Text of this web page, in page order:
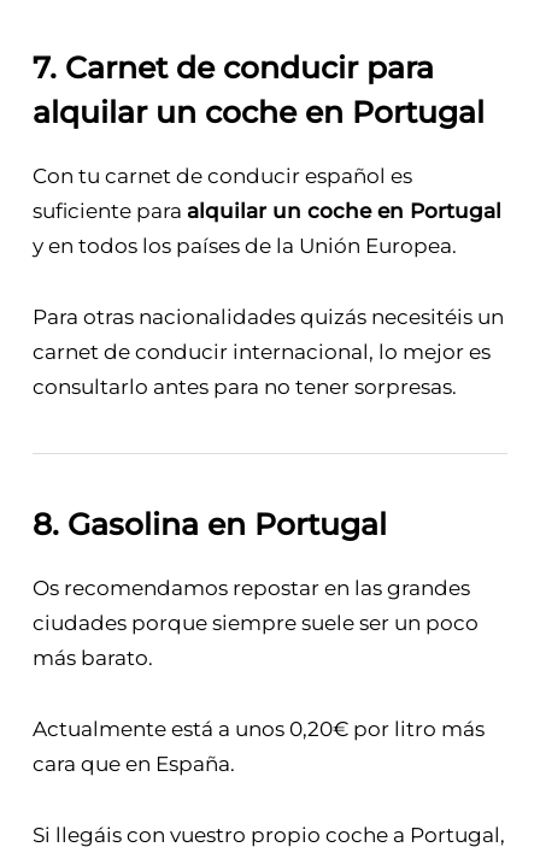
7. Carnet de conducir para
alquilar un coche en Portugal
Con tu carnet de conducir español es
suficiente para alquilar un coche en Portugal
y en todos los países de la Unión Europea.
Para otras nacionalidades quizás necesitéis un
carnet de conducir internacional, lo mejor es
consultarlo antes para no tener sorpresas.
8. Gasolina en Portugal
Os recomendamos repostar en las grandes
ciudades porque siempre suele ser un poco
más barato.
Actualmente está a unos 0,20€ por litro más
cara que en España.
Si llegáis con vuestro propio coche a Portugal,